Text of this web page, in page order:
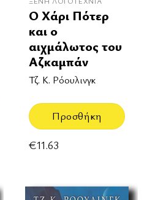
Ο Χάρι Πότερ
και ο
αιχμάλωτος του
Αζκαμπάν
Τζ. Κ. Ρόουλινγκ
Προσθήκη
€11.63